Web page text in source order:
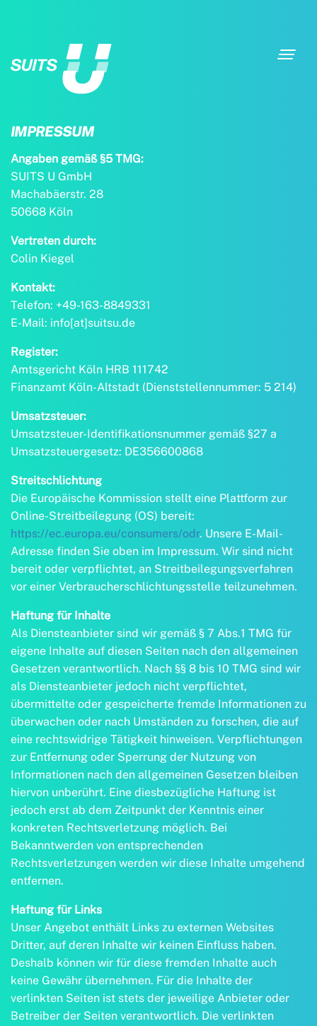
IMPRESSUM
Angaben gemäß §5 TMG:
SUITS U GmbH
Machabäerstr. 28
50668 Köln
Vertreten durch:
Colin Kiegel
Kontakt:
Telefon: +49-163-8849331
E-Mail: info[at]suitsu.de
Register:
Amtsgericht Köln HRB 111742
Finanzamt Köln-Altstadt (Dienststellennummer: 5 214)
Umsatzsteuer:
Umsatzsteuer-Identifikationsnummer gemäß §27 a
Umsatzsteuergesetz: DE356600868
Streitschlichtung
Die Europäische Kommission stellt eine Plattform zur
Online-Streitbeilegung (OS) bereit:
https://ec.europa.eu/consumers/odr. Unsere E-Mail-
Adresse finden Sie oben im Impressum. Wir sind nicht
bereit oder verpflichtet, an Streitbeilegungsverfahren
vor einer Verbraucherschlichtungsstelle teilzunehmen.
Haftung für Inhalte
Als Diensteanbieter sind wir gemäß § 7 Abs.1 TMG für
eigene Inhalte auf diesen Seiten nach den allgemeinen
Gesetzen verantwortlich. Nach §§ 8 bis 10 TMG sind wir
als Diensteanbieter jedoch nicht verpflichtet,
übermittelte oder gespeicherte fremde Informationen zu
überwachen oder nach Umständen zu forschen, die auf
eine rechtswidrige Tätigkeit hinweisen. Verpflichtungen
zur Entfernung oder Sperrung der Nutzung von
Informationen nach den allgemeinen Gesetzen bleiben
hiervon unberührt. Eine diesbezügliche Haftung ist
jedoch erst ab dem Zeitpunkt der Kenntnis einer
konkreten Rechtsverletzung möglich. Bei
Bekanntwerden von entsprechenden
Rechtsverletzungen werden wir diese Inhalte umgehend
entfernen.
Haftung für Links
Unser Angebot enthält Links zu externen Websites
Dritter, auf deren Inhalte wir keinen Einfluss haben.
Deshalb können wir für diese fremden Inhalte auch
keine Gewähr übernehmen. Für die Inhalte der
verlinkten Seiten ist stets der jeweilige Anbieter oder
Betreiber der Seiten verantwortlich. Die verlinkten